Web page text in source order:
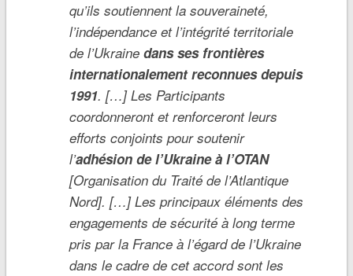
qu’ils soutiennent la souveraineté,
l’indépendance et l’intégrité territoriale
de l’Ukraine dans ses frontières
internationalement reconnues depuis
1991. […] Les Participants
coordonneront et renforceront leurs
efforts conjoints pour soutenir
l’adhésion de l’Ukraine à l’OTAN
[Organisation du Traité de l’Atlantique
Nord]. […] Les principaux éléments des
engagements de sécurité à long terme
pris par la France à l’égard de l’Ukraine
dans le cadre de cet accord sont les